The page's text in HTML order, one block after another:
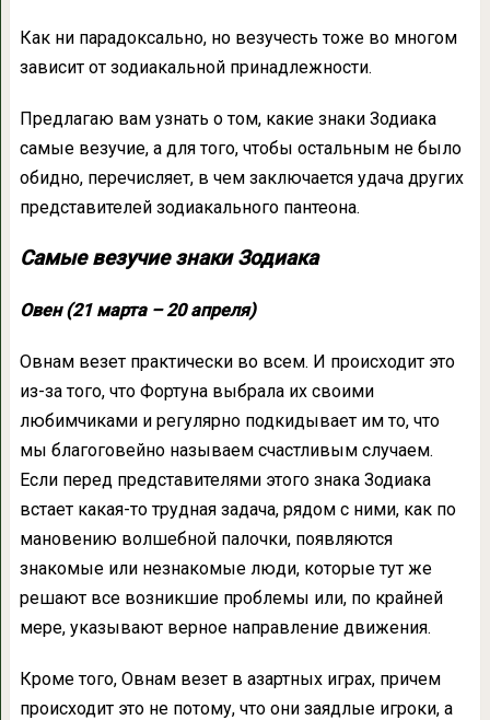
Как ни парадоксально, но везучесть тоже во многом
зависит от зодиакальной принадлежности.
Предлагаю вам узнать о том, какие знаки Зодиака
самые везучие, а для того, чтобы остальным не было
обидно, перечисляет, в чем заключается удача других
представителей зодиакального пантеона.
Самые везучие знаки Зодиака
Овен (21 марта – 20 апреля)
Овнам везет практически во всем. И происходит это
из-за того, что Фортуна выбрала их своими
любимчиками и регулярно подкидывает им то, что
мы благоговейно называем счастливым случаем.
Если перед представителями этого знака Зодиака
встает какая-то трудная задача, рядом с ними, как по
мановению волшебной палочки, появляются
знакомые или незнакомые люди, которые тут же
решают все возникшие проблемы или, по крайней
мере, указывают верное направление движения.
Кроме того, Овнам везет в азартных играх, причем
происходит это не потому, что они заядлые игроки, а